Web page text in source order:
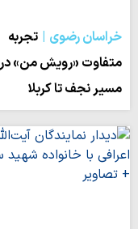
خراسان رضوی
تجربه
متفاوت «رویش من» در
مسیر نجف تا کربلا